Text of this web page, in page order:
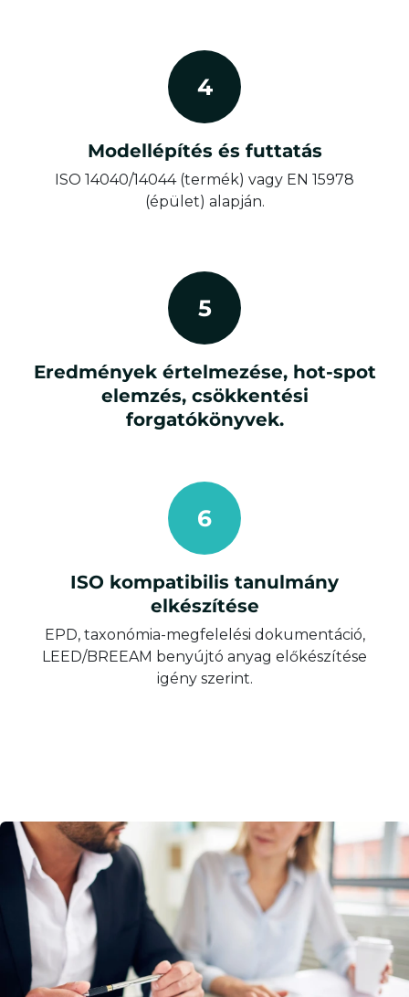
4
Modellépítés és futtatás
ISO 14040/14044 (termék) vagy EN 15978
(épület) alapján.
5
Eredmények értelmezése, hot-spot
elemzés, csökkentési
forgatókönyvek.
6
ISO kompatibilis tanulmány
elkészítése
EPD, taxonómia-megfelelési dokumentáció,
LEED/BREEAM benyújtó anyag előkészítése
igény szerint.